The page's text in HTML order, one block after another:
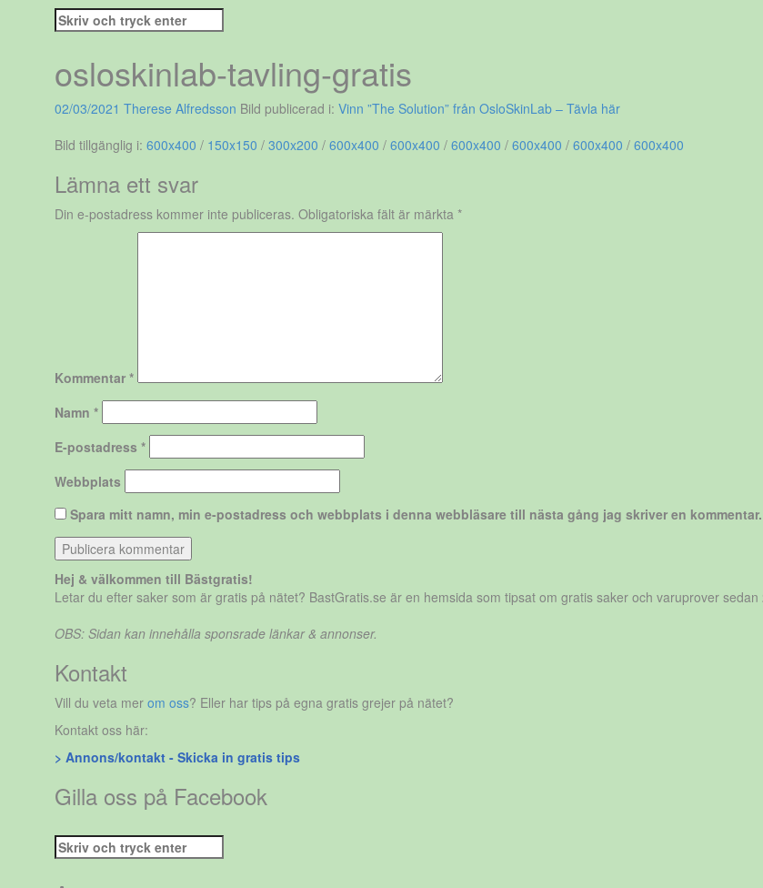
Sök
efter:
osloskinlab-tavling-gratis
02/03/2021 Therese Alfredsson Bild publicerad i: Vinn ”The Solution” från OsloSkinLab – Tävla här
Bild tillgänglig i: 600x400 / 150x150 / 300x200 / 600x400 / 600x400 / 600x400 / 600x400 / 600x400 / 600x400
Lämna ett svar
Din e-postadress kommer inte publiceras. Obligatoriska fält är märkta *
Kommentar *
Namn *
E-postadress *
Webbplats
Spara mitt namn, min e-postadress och webbplats i denna webbläsare till nästa gång jag skriver en kommentar.
Hej & välkommen till Bästgratis!
Letar du efter saker som är gratis på nätet? BastGratis.se är en hemsida som tipsat om gratis saker och varuprover
OBS: Sidan kan innehålla sponsrade länkar & annonser.
Kontakt
Vill du veta mer om oss? Eller har tips på egna gratis grejer på nätet?
Kontakt oss här:
> Annons/kontakt - Skicka in gratis tips
Gilla oss på Facebook
Sök
efter: